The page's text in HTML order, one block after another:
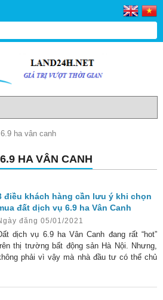
ha vân canh
HA VÂN CANH
điều khách hàng cần lưu ý khi chọn
đất dịch vụ 6.9 ha Vân Canh
đăng 05/01/2021
dịch vụ 6.9 ha Vân Canh đang rất “hot”
thị trường bất động sản Hà Nội. Nhưng,
phải vì vậy mà nhà đầu tư có thể chủ